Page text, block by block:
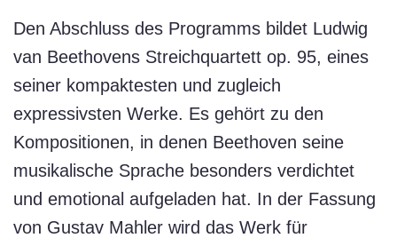
Den Abschluss des Programms bildet Ludwig
van Beethovens Streichquartett op. 95, eines
seiner kompaktesten und zugleich
expressivsten Werke. Es gehört zu den
Kompositionen, in denen Beethoven seine
musikalische Sprache besonders verdichtet
und emotional aufgeladen hat. In der Fassung
von Gustav Mahler wird das Werk für